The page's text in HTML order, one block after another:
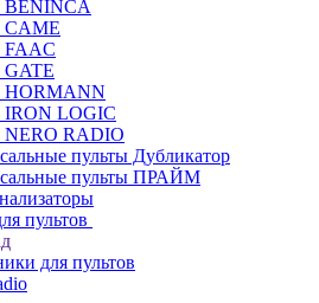
BENINCA
CAME
FAAC
GATE
HORMANN
IRON LOGIC
NERO RADIO
пульты Дубликатор
пульты ПРАЙМ
пультов
для пультов